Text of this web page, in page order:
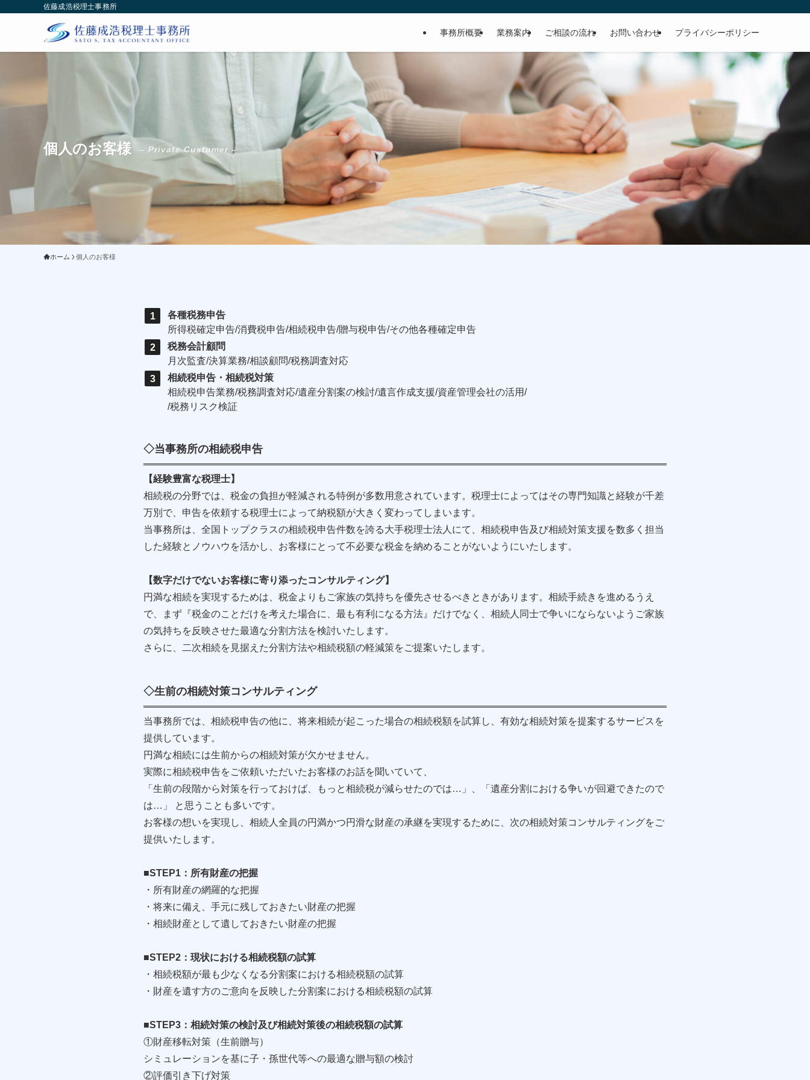
佐藤成浩税理士事務所
事務所概要 業務案内 ご相談の流れ お問い合わせ プライバシーポリシー
個人のお客様 – Private Customer –
ホーム 個人のお客様
各種税務申告
所得税確定申告/消費税申告/相続税申告/贈与税申告/その他各種確定申告
税務会計顧問
月次監査/決算業務/相談顧問/税務調査対応
相続税申告・相続税対策
相続税申告業務/税務調査対応/遺産分割案の検討/遺言作成支援/資産管理会社の活用/
/税務リスク検証
◇当事務所の相続税申告
【経験豊富な税理士】
相続税の分野では、税金の負担が軽減される特例が多数用意されています。税理士によってはその専門知識と経験が千差
万別で、申告を依頼する税理士によって納税額が大きく変わってしまいます。
当事務所は、全国トップクラスの相続税申告件数を誇る大手税理士法人にて、相続税申告及び相続対策支援を数多く担当
した経験とノウハウを活かし、お客様にとって不必要な税金を納めることがないようにいたします。
【数字だけでないお客様に寄り添ったコンサルティング】
円満な相続を実現するためは、税金よりもご家族の気持ちを優先させるべきときがあります。相続手続きを進めるうえ
で、まず『税金のことだけを考えた場合に、最も有利になる方法』だけでなく、相続人同士で争いにならないようご家族
の気持ちを反映させた最適な分割方法を検討いたします。
さらに、二次相続を見据えた分割方法や相続税額の軽減策をご提案いたします。
◇生前の相続対策コンサルティング
当事務所では、相続税申告の他に、将来相続が起こった場合の相続税額を試算し、有効な相続対策を提案するサービスを
提供しています。
円満な相続には生前からの相続対策が欠かせません。
実際に相続税申告をご依頼いただいたお客様のお話を聞いていて、
「生前の段階から対策を行っておけば、もっと相続税が減らせたのでは…」、「遺産分割における争いが回避できたので
は…」 と思うことも多いです。
お客様の想いを実現し、相続人全員の円満かつ円滑な財産の承継を実現するために、次の相続対策コンサルティングをご
提供いたします。
■STEP1：所有財産の把握
・所有財産の網羅的な把握
・将来に備え、手元に残しておきたい財産の把握
・相続財産として遺しておきたい財産の把握
■STEP2：現状における相続税額の試算
・相続税額が最も少なくなる分割案における相続税額の試算
・財産を遺す方のご意向を反映した分割案における相続税額の試算
■STEP3：相続対策の検討及び相続対策後の相続税額の試算
①財産移転対策（生前贈与）
シミュレーションを基に子・孫世代等への最適な贈与額の検討
②評価引き下げ対策